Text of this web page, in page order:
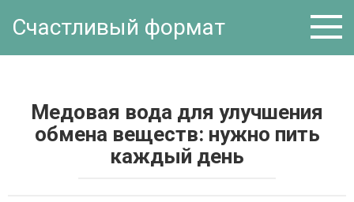
Счастливый формат
Медовая вода для улучшения
обмена веществ: нужно пить
каждый день